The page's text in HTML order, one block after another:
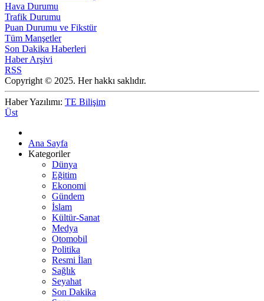
Hava Durumu
Trafik Durumu
Puan Durumu ve Fikstür
Tüm Manşetler
Son Dakika Haberleri
Haber Arşivi
RSS
Copyright © 2025. Her hakkı saklıdır.
Haber Yazılımı: TE Bilişim
Üst
Ana Sayfa
Kategoriler
Dünya
Eğitim
Ekonomi
Gündem
İslam
Kültür-Sanat
Medya
Otomobil
Politika
Resmi İlan
Sağlık
Seyahat
Son Dakika